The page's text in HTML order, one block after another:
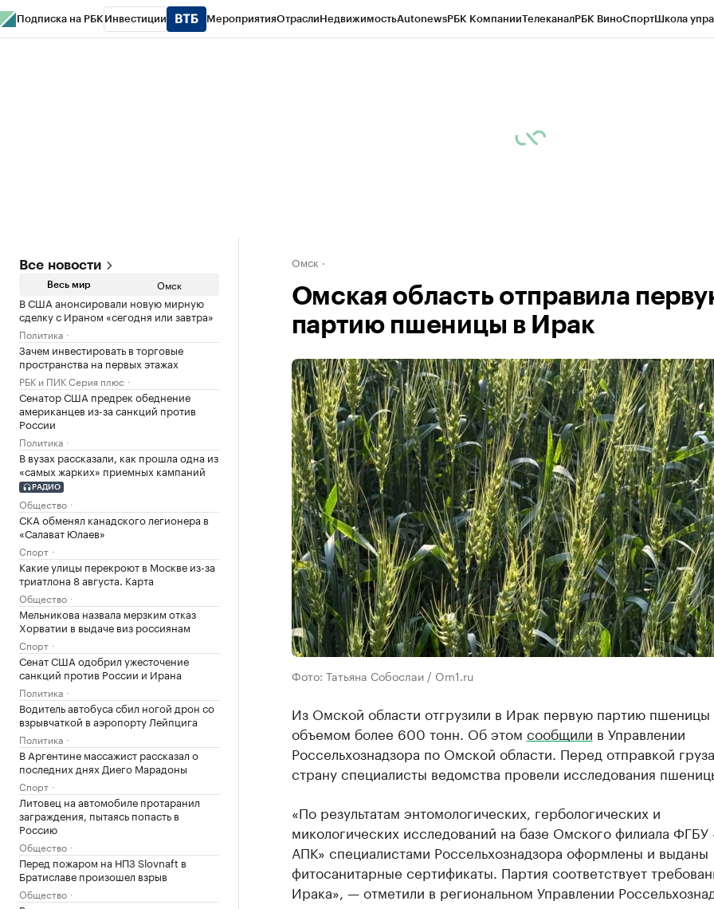
Подписка на РБК Инвестиции МероприятияОтраслиНедвижимостьAutonewsРБК КомпанииТелеканалРБК ВиноСпортШкола
Все новости
Весь мир Омск
В США анонсировали новую мирную
сделку с Ираном «сегодня или завтра»
Политика
Зачем инвестировать в торговые
пространства на первых этажах
РБК и ПИК Серия плюс
Сенатор США предрек обеднение
американцев из-за санкций против
России
Политика
В вузах рассказали, как прошла одна из
«самых жарких» приемных кампаний
РАДИО
Общество
СКА обменял канадского легионера в
«Салават Юлаев»
Спорт
Какие улицы перекроют в Москве из-за
триатлона 8 августа. Карта
Общество
Мельникова назвала мерзким отказ
Хорватии в выдаче виз россиянам
Спорт
Сенат США одобрил ужесточение
санкций против России и Ирана
Политика
Водитель автобуса сбил ногой дрон со
взрывчаткой в аэропорту Лейпцига
Политика
В Аргентине массажист рассказал о
последних днях Диего Марадоны
Спорт
Литовец на автомобиле протаранил
заграждения, пытаясь попасть в
Россию
Общество
Перед пожаром на НПЗ Slovnaft в
Братиславе произошел взрыв
Общество
Омск
Омская область отправила
партию пшеницы в Ирак
Фото: Татьяна Собослаи / Om1.ru
Из Омской области отгрузили в Ирак первую партию пшеницы
объемом более 600 тонн. Об этом сообщили в Управлении
Россельхознадзора по Омской области. Перед отправкой
страну специалисты ведомства провели исследования
«По результатам энтомологических, гербологических и
микологических исследований на базе Омского филиала
АПК» специалистами Россельхознадзора оформлены и выданы
фитосанитарные сертификаты. Партия соответствует
Ирака», — отметили в региональном Управлении